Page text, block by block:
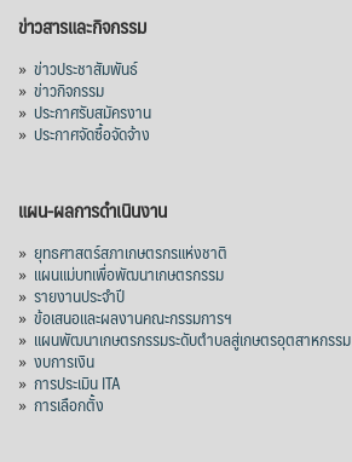
ข่าวสารและกิจกรรม
» ข่าวประชาสัมพันธ์
» ข่าวกิจกรรม
» ประกาศรับสมัครงาน
» ประกาศจัดซื้อจัดจ้าง
แผน-ผลการดำเนินงาน
» ยุทธศาสตร์สภาเกษตรกรแห่งชาติ
» แผนแม่บทเพื่อพัฒนาเกษตรกรรม
» รายงานประจำปี
» ข้อเสนอและผลงานคณะกรรมการฯ
» แผนพัฒนาเกษตรกรรมระดับตำบลสู่เกษตรอุตสาหกรรม
» งบการเงิน
» การประเมิน ITA
» การเลือกตั้ง